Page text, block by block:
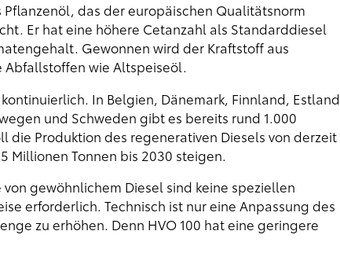
Pflanzenöl, das der europäischen Qualitätsnorm
Er hat eine höhere Cetanzahl als Standarddiesel
Gewonnen wird der Kraftstoff aus
Abfallstoffen wie Altspeiseöl.
In Belgien, Dänemark, Finnland, Estland,
und Schweden gibt es bereits rund 1.000
die Produktion des regenerativen Diesels von derzeit
Millionen Tonnen bis 2030 steigen.
gewöhnlichem Diesel sind keine speziellen
erforderlich. Technisch ist nur eine Anpassung des
zu erhöhen. Denn HVO 100 hat eine geringere